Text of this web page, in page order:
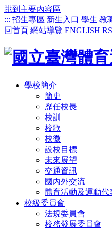
跳到主要內容區
::: 招生專區 新生入口 學生 教
回首頁 網站導覽 ENGLISH
學校簡介
簡史
歷任校長
校訓
校歌
校徽
設校目標
未來展望
交通資訊
國內外交流
體育活動及運動代
校級委員會
法規委員會
校務發展委員會